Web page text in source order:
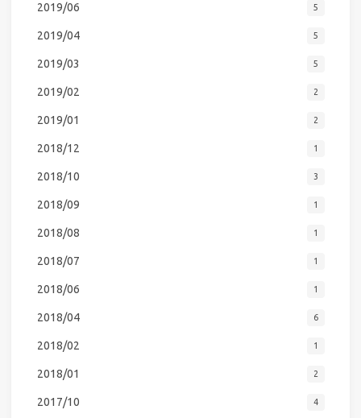
2019/06 5
2019/04 5
2019/03 5
2019/02 2
2019/01 2
2018/12 1
2018/10 3
2018/09 1
2018/08 1
2018/07 1
2018/06 1
2018/04 6
2018/02 1
2018/01 2
2017/10 4